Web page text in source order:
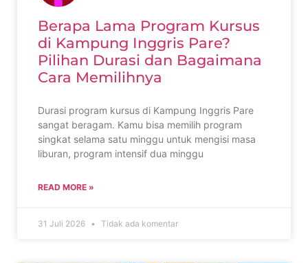
Berapa Lama Program Kursus
di Kampung Inggris Pare?
Pilihan Durasi dan Bagaimana
Cara Memilihnya
Durasi program kursus di Kampung Inggris Pare
sangat beragam. Kamu bisa memilih program
singkat selama satu minggu untuk mengisi masa
liburan, program intensif dua minggu
READ MORE »
31 Juli 2026 Tidak ada komentar